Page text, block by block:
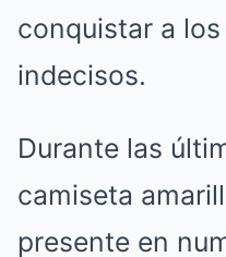
conquistar a
indecisos.
Durante las
camiseta
presente en